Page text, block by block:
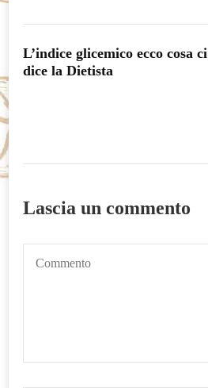
L’indice glicemico ecco cosa ci
dice la Dietista
Lascia un commento